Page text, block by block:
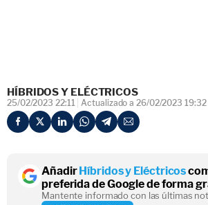
HÍBRIDOS Y ELÉCTRICOS
25/02/2023 22:11 Actualizado a 26/02/2023 19:32
AñadirHíbridos y Eléctricos
preferida de Google de forma
Mantente informado con las últimas